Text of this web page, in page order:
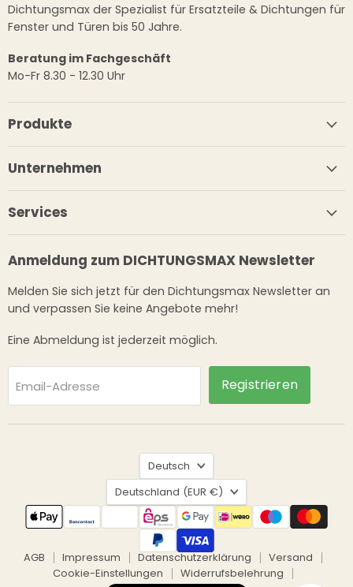
Dichtungsmax der Spezialist für Ersatzteile & Dichtungen für
Fenster und Türen bis 50 Jahre.
Beratung im Fachgeschäft
Mo-Fr 8.30 - 12.30 Uhr
Produkte
Unternehmen
Services
Anmeldung zum DICHTUNGSMAX Newsletter
Melden Sie sich jetzt für den Dichtungsmax Newsletter an
und verpassen Sie keine Angebote mehr!
Eine Abmeldung ist jederzeit möglich.
Email-Adresse Registrieren
Sprache
Deutsch
Land
Deutschland (EUR €)
AGB Impressum Datenschutzerklärung
Versand
Cookie-Einstellungen
Widerrufsbelehrung